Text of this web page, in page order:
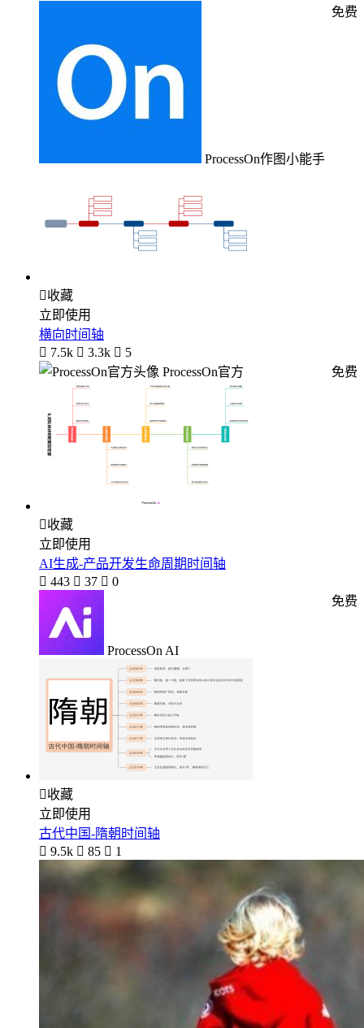
ProcessOn作图小能手
免费
收藏
立即使用
横向时间轴
 7.5k  3.3k  5
ProcessOn官方
免费
收藏
立即使用
AI生成-产品开发生命周期时间轴
 443  37  0
ProcessOn AI
免费
收藏
立即使用
古代中国-隋朝时间轴
 9.5k  85  1